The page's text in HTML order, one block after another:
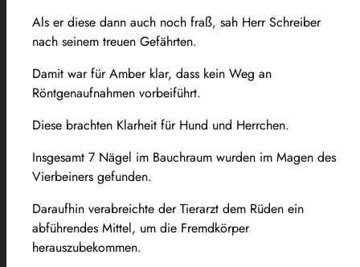
Als er diese dann auch noch fraß, sah Herr Schreiber
nach seinem treuen Gefährten.
Damit war für Amber klar, dass kein Weg an
Röntgenaufnahmen vorbeiführt.
Diese brachten Klarheit für Hund und Herrchen.
Insgesamt 7 Nägel im Bauchraum wurden im Magen des
Vierbeiners gefunden.
Daraufhin verabreichte der Tierarzt dem Rüden ein
abführendes Mittel, um die Fremdkörper
herauszubekommen.